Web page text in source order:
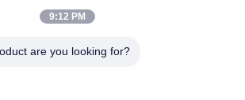
SHANAN TECHNOLOGY
9:12 PM
are you looking for?